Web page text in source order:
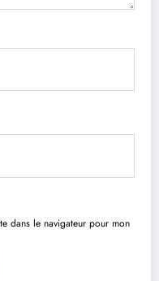
dans le navigateur pour mon